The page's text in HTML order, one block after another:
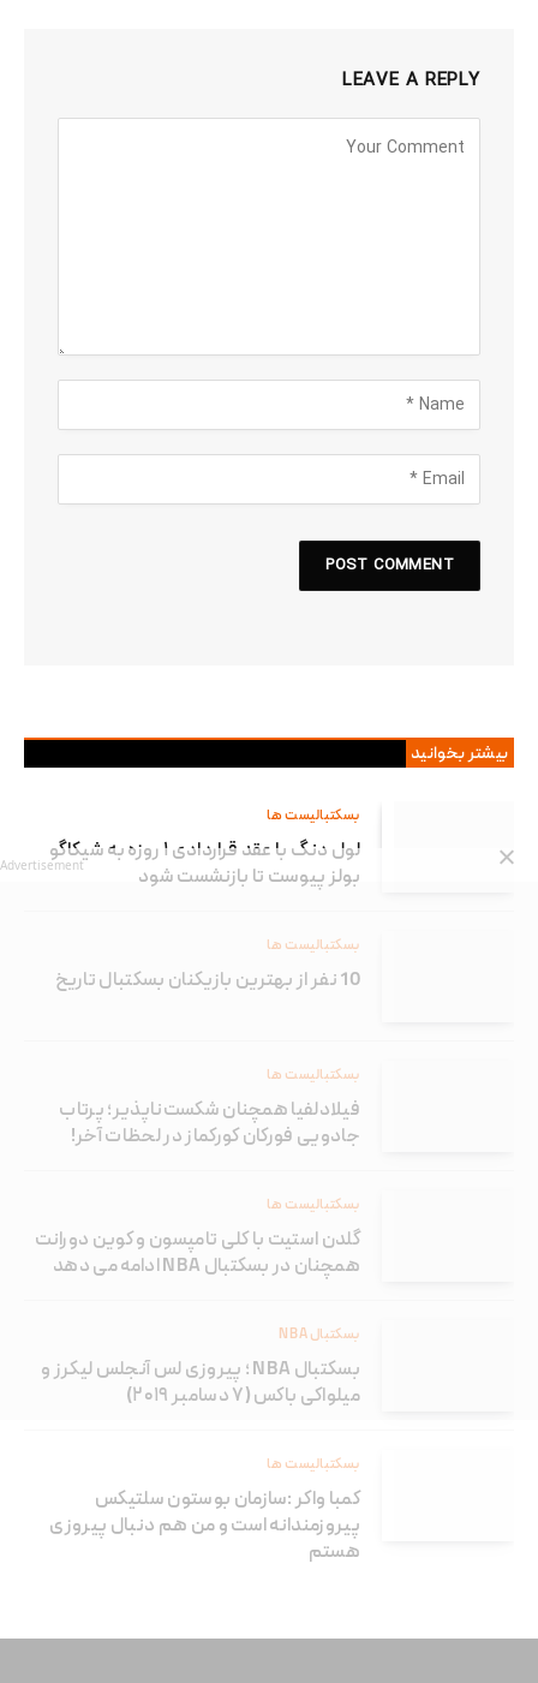
LEAVE A REPLY
بیشتر بخوانید
بسکتبالیست ها
لول دنگ با عقد قراردادی ۱ روزه به شیکاگو
بولز پیوست تا بازنشست شود
بسکتبالیست ها
10 نفر از بهترین بازیکنان بسکتبال تاریخ
بسکتبالیست ها
فیلادلفیا همچنان شکست‌ناپذیر؛ پرتاب
جادویی فورکان کورکماز در لحظات آخر!
بسکتبالیست ها
گلدن استیت با کلی تامپسون و کوین دورانت
همچنان در بسکتبال NBA ادامه می دهد
بسکتبال NBA
بسکتبال NBA ؛ پیروزی لس آنجلس لیکرز و
میلواکی باکس (۷ دسامبر ۲۰۱۹)
بسکتبالیست ها
کمبا واکر :سازمان بوستون سلتیکس
پیروزمندانه است و من هم دنبال پیروزی
هستم
Advertisement